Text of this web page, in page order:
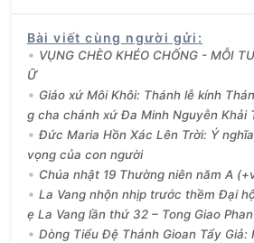
Bài viết cùng người gửi :
VỤNG CHÈO KHÉO CHỐNG - MỖI
Ữ
Giáo xứ Môi Khôi: Thánh lễ kính
g cha chánh xứ Đa Minh Nguyễn Khải
Đức Maria Hồn Xác Lên Trời: Ý
vọng của con người
Chúa nhật 19 Thường niên năm A
La Vang nhộn nhịp trước thềm Đại
ẹ La Vang lần thứ 32 – Tong Giao
Dòng Tiểu Đệ Thánh Gioan Tẩy Giả: